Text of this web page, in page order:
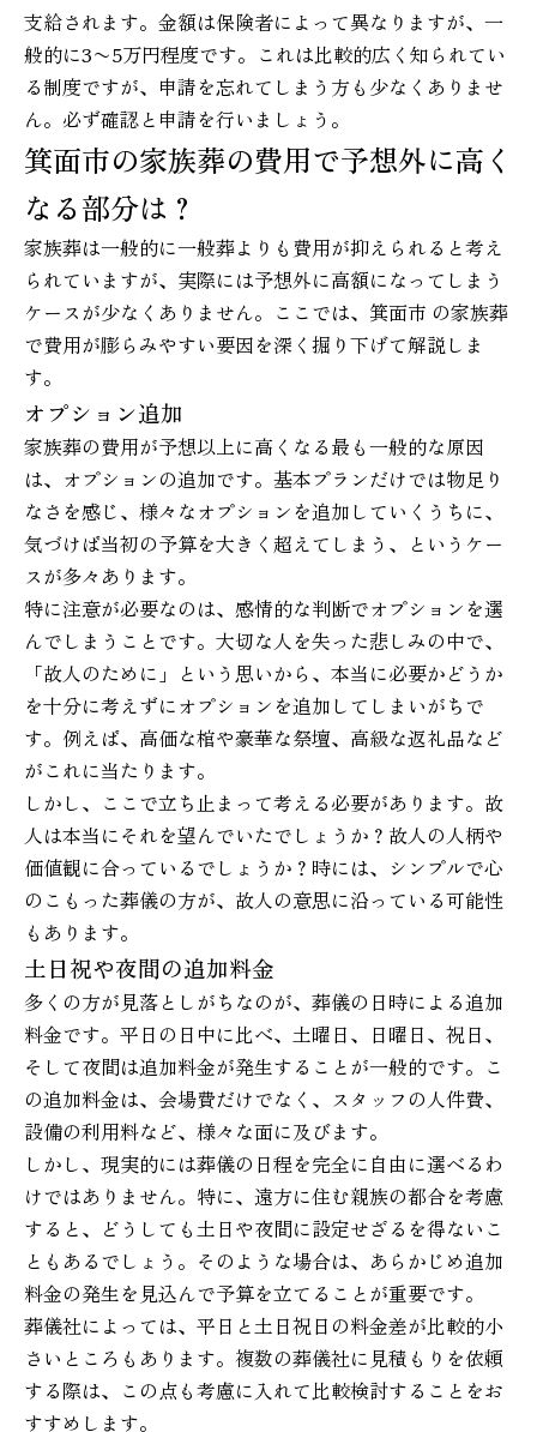
支給されます。金額は保険者によって異なりますが、一
般的に3〜5万円程度です。これは比較的広く知られてい
る制度ですが、申請を忘れてしまう方も少なくありませ
ん。必ず確認と申請を行いましょう。
箕面市の家族葬の費用で予想外に高く
なる部分は？
家族葬は一般的に一般葬よりも費用が抑えられると考え
られていますが、実際には予想外に高額になってしまう
ケースが少なくありません。ここでは、箕面市 の家族葬
で費用が膨らみやすい要因を深く掘り下げて解説しま
す。
オプション追加
家族葬の費用が予想以上に高くなる最も一般的な原因
は、オプションの追加です。基本プランだけでは物足り
なさを感じ、様々なオプションを追加していくうちに、
気づけば当初の予算を大きく超えてしまう、というケー
スが多々あります。
特に注意が必要なのは、感情的な判断でオプションを選
んでしまうことです。大切な人を失った悲しみの中で、
「故人のために」という思いから、本当に必要かどうか
を十分に考えずにオプションを追加してしまいがちで
す。例えば、高価な棺や豪華な祭壇、高級な返礼品など
がこれに当たります。
しかし、ここで立ち止まって考える必要があります。故
人は本当にそれを望んでいたでしょうか？故人の人柄や
価値観に合っているでしょうか？時には、シンプルで心
のこもった葬儀の方が、故人の意思に沿っている可能性
もあります。
土日祝や夜間の追加料金
多くの方が見落としがちなのが、葬儀の日時による追加
料金です。平日の日中に比べ、土曜日、日曜日、祝日、
そして夜間は追加料金が発生することが一般的です。こ
の追加料金は、会場費だけでなく、スタッフの人件費、
設備の利用料など、様々な面に及びます。
しかし、現実的には葬儀の日程を完全に自由に選べるわ
けではありません。特に、遠方に住む親族の都合を考慮
すると、どうしても土日や夜間に設定せざるを得ないこ
ともあるでしょう。そのような場合は、あらかじめ追加
料金の発生を見込んで予算を立てることが重要です。
葬儀社によっては、平日と土日祝日の料金差が比較的小
さいところもあります。複数の葬儀社に見積もりを依頼
する際は、この点も考慮に入れて比較検討することをお
すすめします。